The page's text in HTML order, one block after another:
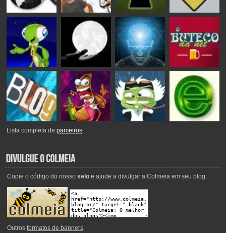
Lista completa deparceiros.
Copie o código do nosso seloe ajude a divulgar a Colmeia em seu blog.
Outros formatos de banners.